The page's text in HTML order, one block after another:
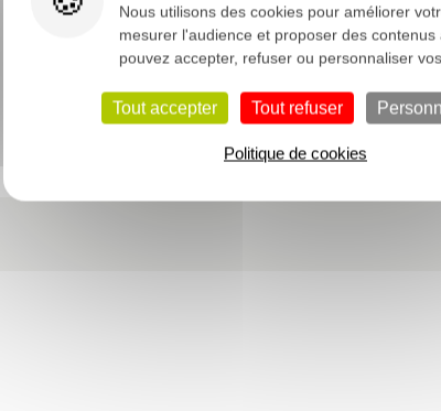
410,00 €TTC / 1 pcs
160,00 €/ M2
A partir de
soit
Nous utilisons des cookies pour améliorer
mesurer l'audience et proposer des contenus
pouvez accepter, refuser ou personnaliser
Tout accepter Tout refuser
Politique de cookies